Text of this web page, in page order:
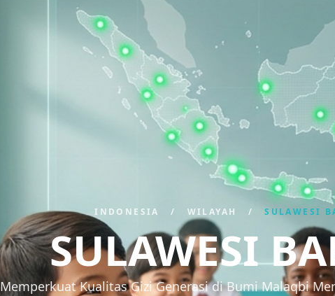
INDONESIA / WILAYAH /SULAWESI
SULAWESI
Memperkuat Kualitas Gizi Generasi di Bumi Malaqbi